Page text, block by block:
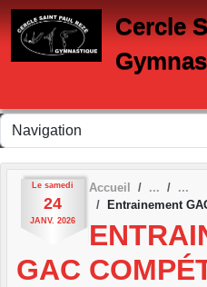
Cercle
Le samedi
24
JANV. 2026
Accueil
Entrainement
GAC
Panneau de gestion des cookies